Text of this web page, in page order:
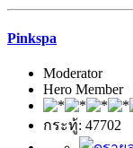
Pinkspa
Moderator
Hero Member
กระทู้: 47702